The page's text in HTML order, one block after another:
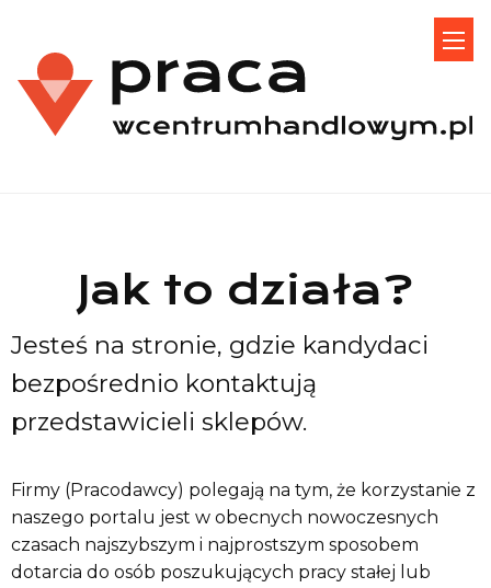
Jak to działa?
Jesteś na stronie, gdzie kandydaci
bezpośrednio kontaktują
przedstawicieli sklepów.
Firmy (Pracodawcy) polegają na tym, że korzystanie z
naszego portalu jest w obecnych nowoczesnych
czasach najszybszym i najprostszym sposobem
dotarcia do osób poszukujących pracy stałej lub